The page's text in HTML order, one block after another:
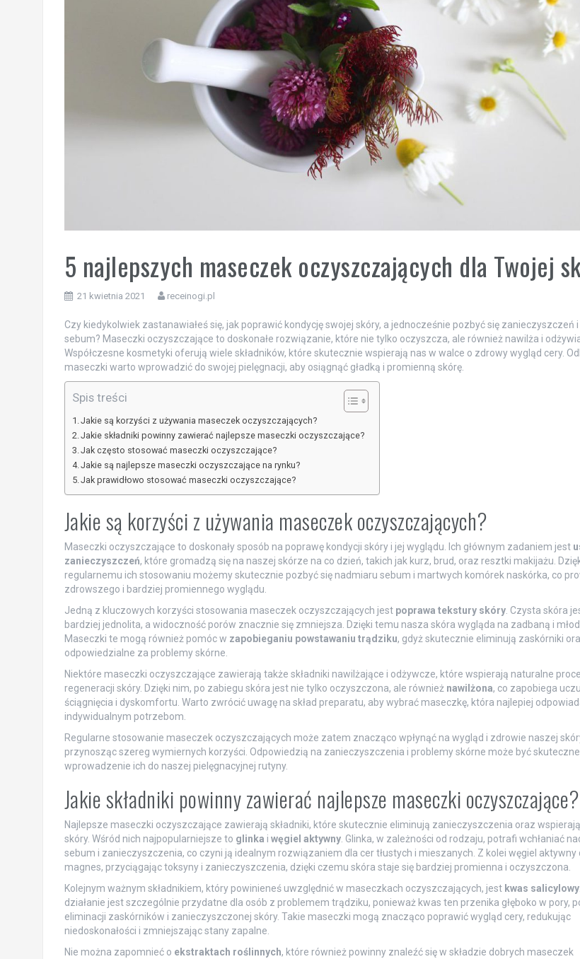
5 najlepszych maseczek oczyszczających dla Twojej
21 kwietnia 2021 receinogi.pl
Czy kiedykolwiek zastanawiałeś się, jak poprawić kondycję swojej skóry, a jednocześnie pozbyć się zanieczyszczeń
sebum? Maseczki oczyszczające to doskonałe rozwiązanie, które nie tylko oczyszcza, ale również nawilża i
Współczesne kosmetyki oferują wiele składników, które skutecznie wspierają nas w walce o zdrowy wygląd cery.
maseczki warto wprowadzić do swojej pielęgnacji, aby osiągnąć gładką i promienną skórę.
Spis treści
Jakie są korzyści z używania maseczek oczyszczających?
Jakie składniki powinny zawierać najlepsze maseczki oczyszczające?
Jak często stosować maseczki oczyszczające?
Jakie są najlepsze maseczki oczyszczające na rynku?
Jak prawidłowo stosować maseczki oczyszczające?
Jakie są korzyści z używania maseczek oczyszczających?
Maseczki oczyszczające to doskonały sposób na poprawę kondycji skóry i jej wyglądu. Ich głównym zadaniem jest
zanieczyszczeń, które gromadzą się na naszej skórze na co dzień, takich jak kurz, brud, oraz resztki makijażu.
regularnemu ich stosowaniu możemy skutecznie pozbyć się nadmiaru sebum i martwych komórek naskórka, co
zdrowszego i bardziej promiennego wyglądu.
Jedną z kluczowych korzyści stosowania maseczek oczyszczających jest poprawa tekstury skóry. Czysta skóra
bardziej jednolita, a widoczność porów znacznie się zmniejsza. Dzięki temu nasza skóra wygląda na zadbaną i
Maseczki te mogą również pomóc w zapobieganiu powstawaniu trądziku, gdyż skutecznie eliminują zaskórniki
odpowiedzialne za problemy skórne.
Niektóre maseczki oczyszczające zawierają także składniki nawilżające i odżywcze, które wspierają naturalne
regeneracji skóry. Dzięki nim, po zabiegu skóra jest nie tylko oczyszczona, ale również nawilżona, co zapobiega
ściągnięcia i dyskomfortu. Warto zwrócić uwagę na skład preparatu, aby wybrać maseczkę, która najlepiej
indywidualnym potrzebom.
Regularne stosowanie maseczek oczyszczających może zatem znacząco wpłynąć na wygląd i zdrowie naszej
przynosząc szereg wymiernych korzyści. Odpowiedzią na zanieczyszczenia i problemy skórne może być skuteczne
wprowadzenie ich do naszej pielęgnacyjnej rutyny.
Jakie składniki powinny zawierać najlepsze maseczki oczyszczające?
Najlepsze maseczki oczyszczające zawierają składniki, które skutecznie eliminują zanieczyszczenia oraz
skóry. Wśród nich najpopularniejsze to glinka i węgiel aktywny. Glinka, w zależności od rodzaju, potrafi wchłaniać
sebum i zanieczyszczenia, co czyni ją idealnym rozwiązaniem dla cer tłustych i mieszanych. Z kolei węgiel aktywny
magnes, przyciągając toksyny i zanieczyszczenia, dzięki czemu skóra staje się bardziej promienna i oczyszczona.
Kolejnym ważnym składnikiem, który powinieneś uwzględnić w maseczkach oczyszczających, jest kwas salicylowy
działanie jest szczególnie przydatne dla osób z problemem trądziku, ponieważ kwas ten przenika głęboko w pory,
eliminacji zaskórników i zanieczyszczonej skóry. Takie maseczki mogą znacząco poprawić wygląd cery, redukując
niedoskonałości i zmniejszając stany zapalne.
Nie można zapomnieć o ekstraktach roślinnych, które również powinny znaleźć się w składzie dobrych maseczek